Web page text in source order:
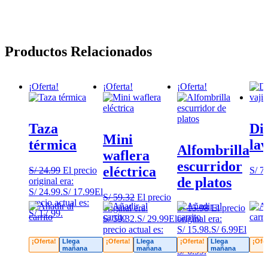
Productos Relacionados
¡Oferta!
Llega
mañana
¡Oferta!
Taza
térmica
S/24.99 El precio
original era:
S/ 24.99.S/17.99El
precio actual es:
S/ 17.99.
¡Oferta!
Llega
mañana
¡Oferta!
Mini
waflera
eléctrica
S/59.32 El precio
original era:
S/ 59.32.S/29.99El
precio actual es:
S/ 29.99.
¡Oferta!
Llega
mañana
¡Oferta!
Alfombrilla
escurridor
de platos
S/15.98 El precio
original era:
S/ 15.98.S/6.99El
precio actual es:
S/ 6.99.
S/